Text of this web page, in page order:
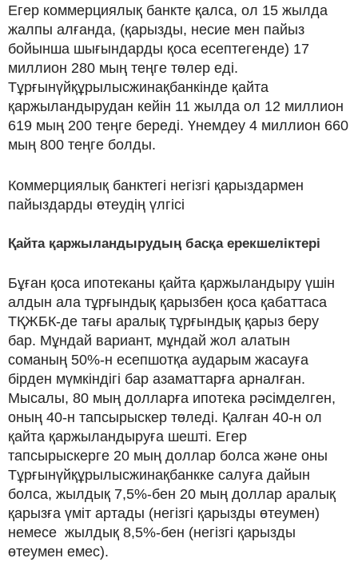
Егер коммерциялық банкте қалса, ол 15 жылда
жалпы алғанда, (қарызды, несие мен пайыз
бойынша шығындарды қоса есептегенде) 17
миллион 280 мың теңге төлер еді.
Тұрғынүйқұрылысжинақбанкінде қайта
қаржыландырудан кейін 11 жылда ол 12 миллион
619 мың 200 теңге береді. Үнемдеу 4 миллион 660
мың 800 теңге болды.
Коммерциялық банктегі негізгі қарыздармен
пайыздарды өтеудің үлгісі
Қайта қаржыландырудың басқа ерекшеліктері
Бұған қоса ипотеканы қайта қаржыландыру үшін
алдын ала тұрғындық қарызбен қоса қабаттаса
ТҚЖБК-де тағы аралық тұрғындық қарыз беру
бар. Мұндай вариант, мұндай жол алатын
соманың 50%-н есепшотқа аударым жасауға
бірден мүмкіндігі бар азаматтарға арналған.
Мысалы, 80 мың долларға ипотека рәсімделген,
оның 40-н тапсырыскер төледі. Қалған 40-н ол
қайта қаржыландыруға шешті. Егер
тапсырыскерге 20 мың доллар болса және оны
Тұрғынүйқұрылысжинақбанкке салуға дайын
болса, жылдық 7,5%-бен 20 мың доллар аралық
қарызға үміт артады (негізгі қарызды өтеумен)
немесе жылдық 8,5%-бен (негізгі қарызды
өтеумен емес).